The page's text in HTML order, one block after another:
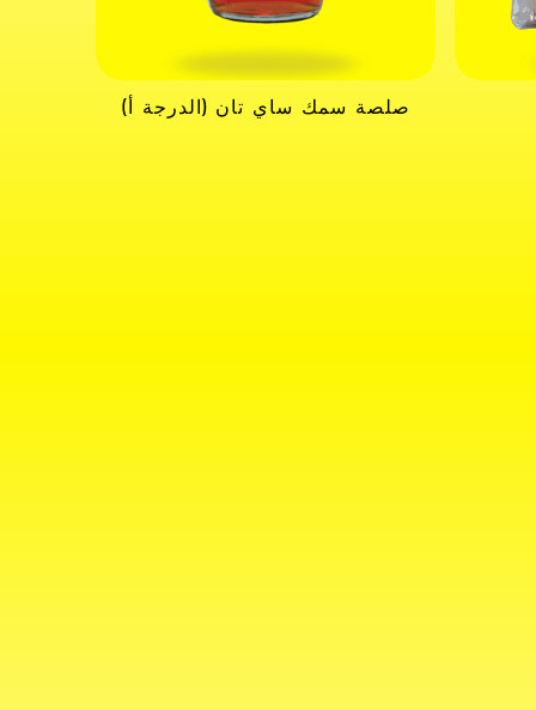
صلصة سمك ساي تان (الدرجة أ)